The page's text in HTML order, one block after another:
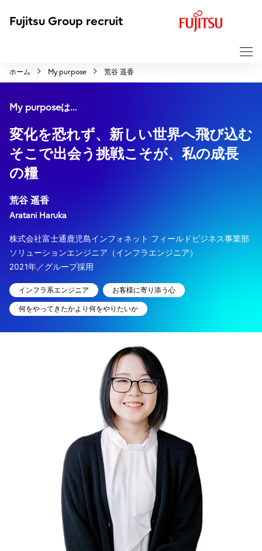
Fujitsu Group recruit
F
t
ホーム My purpose 荒谷 遥香
My purposeは…
変化を恐れず、新しい世界へ飛び込む
そこで出会う挑戦こそが、私の成長
の糧
荒谷 遥香
Aratani Haruka
株式会社富士通鹿児島インフォネット フィールドビジネス事業部
ソリューションエンジニア（インフラエンジニア）
2021年／グループ採用
インフラ系エンジニア お客様に寄り添う心
何をやってきたかより何をやりたいか